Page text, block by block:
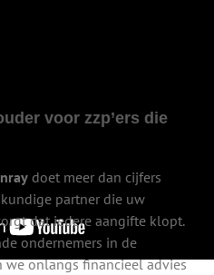
voor zzp’ers die
doet meer dan cijfers
partner die uw
dat iedere aangifte klopt.
ondernemers in de
we onlangs financieel advies